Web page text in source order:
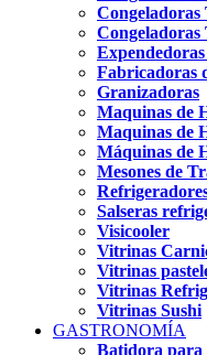
Congeladoras
Fabricadoras
Granizadoras
Maquinas de
Maquinas de
Máquinas de
Mesones de
Salseras
Visicooler
Vitrinas
Vitrinas
Vitrinas
Vitrinas Sushi
GASTRONOMÍA
Batidora para